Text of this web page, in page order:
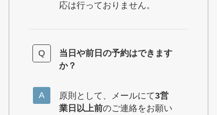
応は行っておりません。
当日や前日の予約はできます
か？
原則として、メールにて3営
業日以上前のご連絡をお願い